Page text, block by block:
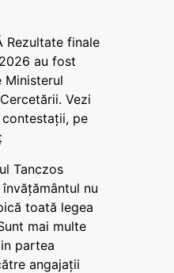
Rezultate finale
au fost
Ministerul
Vezi
pe
Tanczos
învățământul nu
toată legea
mai multe
partea
angajații